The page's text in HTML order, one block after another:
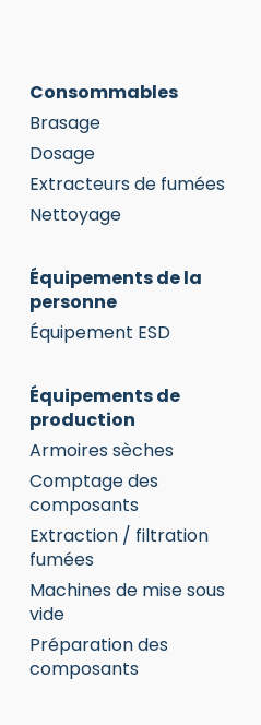
Consommables
Brasage
Dosage
Extracteurs de fumées
Nettoyage
Équipements de la
personne
Équipement ESD
Équipements de
production
Armoires sèches
Comptage des
composants
Extraction / filtration
fumées
Machines de mise sous
vide
Préparation des
composants